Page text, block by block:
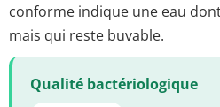
conforme indique une eau
mais qui reste buvable.
Qualité bactériologique